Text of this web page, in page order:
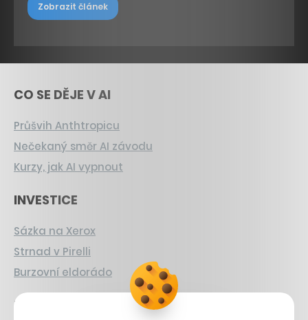
Zobrazit článek
CO SE DĚJE V AI
Průšvih Anthtropicu
Nečekaný směr AI závodu
Kurzy, jak AI vypnout
INVESTICE
Sázka na Xerox
Strnad v Pirelli
Burzovní eldorádo
PŘÍBĚHY Z GASTRA